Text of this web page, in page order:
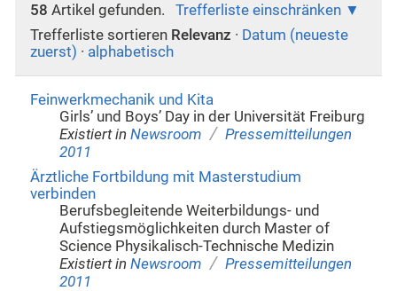
58 Artikel gefunden.
Trefferliste einschränken
Trefferliste sortieren Relevanz · Datum (neueste
zuerst) · alphabetisch
Feinwerkmechanik und Kita
Girls’ und Boys’ Day in der Universität Freiburg
Existiert in Newsroom / Pressemitteilungen
2011
Ärztliche Fortbildung mit Masterstudium
verbinden
Berufsbegleitende Weiterbildungs- und
Aufstiegsmöglichkeiten durch Master of
Science Physikalisch-Technische Medizin
Existiert in Newsroom / Pressemitteilungen
2011